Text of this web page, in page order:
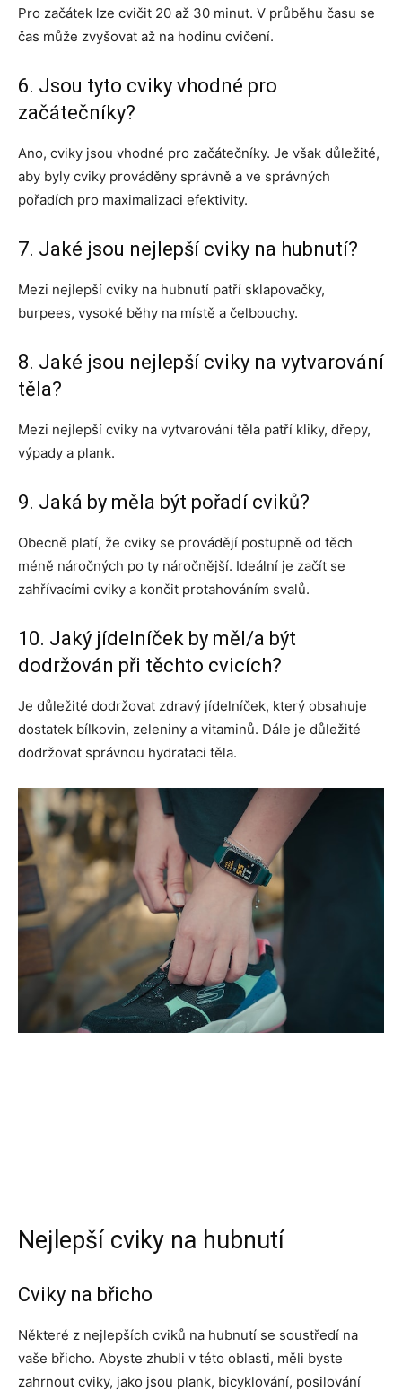
Pro začátek lze cvičit 20 až 30 minut. V průběhu času se
čas může zvyšovat až na hodinu cvičení.
6. Jsou tyto cviky vhodné pro
začátečníky?
Ano, cviky jsou vhodné pro začátečníky. Je však důležité,
aby byly cviky prováděny správně a ve správných
pořadích pro maximalizaci efektivity.
7. Jaké jsou nejlepší cviky na hubnutí?
Mezi nejlepší cviky na hubnutí patří sklapovačky,
burpees, vysoké běhy na místě a čelbouchy.
8. Jaké jsou nejlepší cviky na vytvarování
těla?
Mezi nejlepší cviky na vytvarování těla patří kliky, dřepy,
výpady a plank.
9. Jaká by měla být pořadí cviků?
Obecně platí, že cviky se provádějí postupně od těch
méně náročných po ty náročnější. Ideální je začít se
zahřívacími cviky a končit protahováním svalů.
10. Jaký jídelníček by měl/a být
dodržován při těchto cvicích?
Je důležité dodržovat zdravý jídelníček, který obsahuje
dostatek bílkovin, zeleniny a vitaminů. Dále je důležité
dodržovat správnou hydrataci těla.
Nejlepší cviky na hubnutí
Cviky na břicho
Některé z nejlepších cviků na hubnutí se soustředí na
vaše břicho. Abyste zhubli v této oblasti, měli byste
zahrnout cviky, jako jsou plank, bicyklování, posilování